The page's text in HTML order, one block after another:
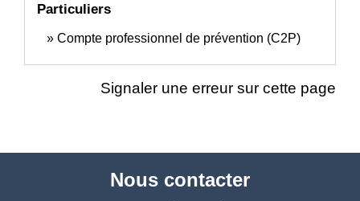
Particuliers
Compte professionnel de prévention (C2P)
Signaler une erreur sur cette page
Nous contacter